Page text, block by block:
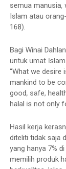
semua manusia,
Islam atau
168).
Bagi Winai
untuk umat
“What we
mankind to be
good, safe,
halal is not only
Hasil kerja
diteliti tidak saja
yang hanya 7%
memilih produk